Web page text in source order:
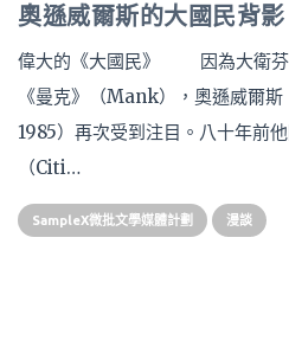
奧遜威爾斯的大國民背影
偉大的《大國民》 因為大衛
《曼克》（Mank），奧遜威爾
1985）再次受到注目。八十年前
（Citi…
SampleX微批文學媒體計劃 漫談